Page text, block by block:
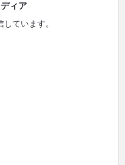
ィア
ています。